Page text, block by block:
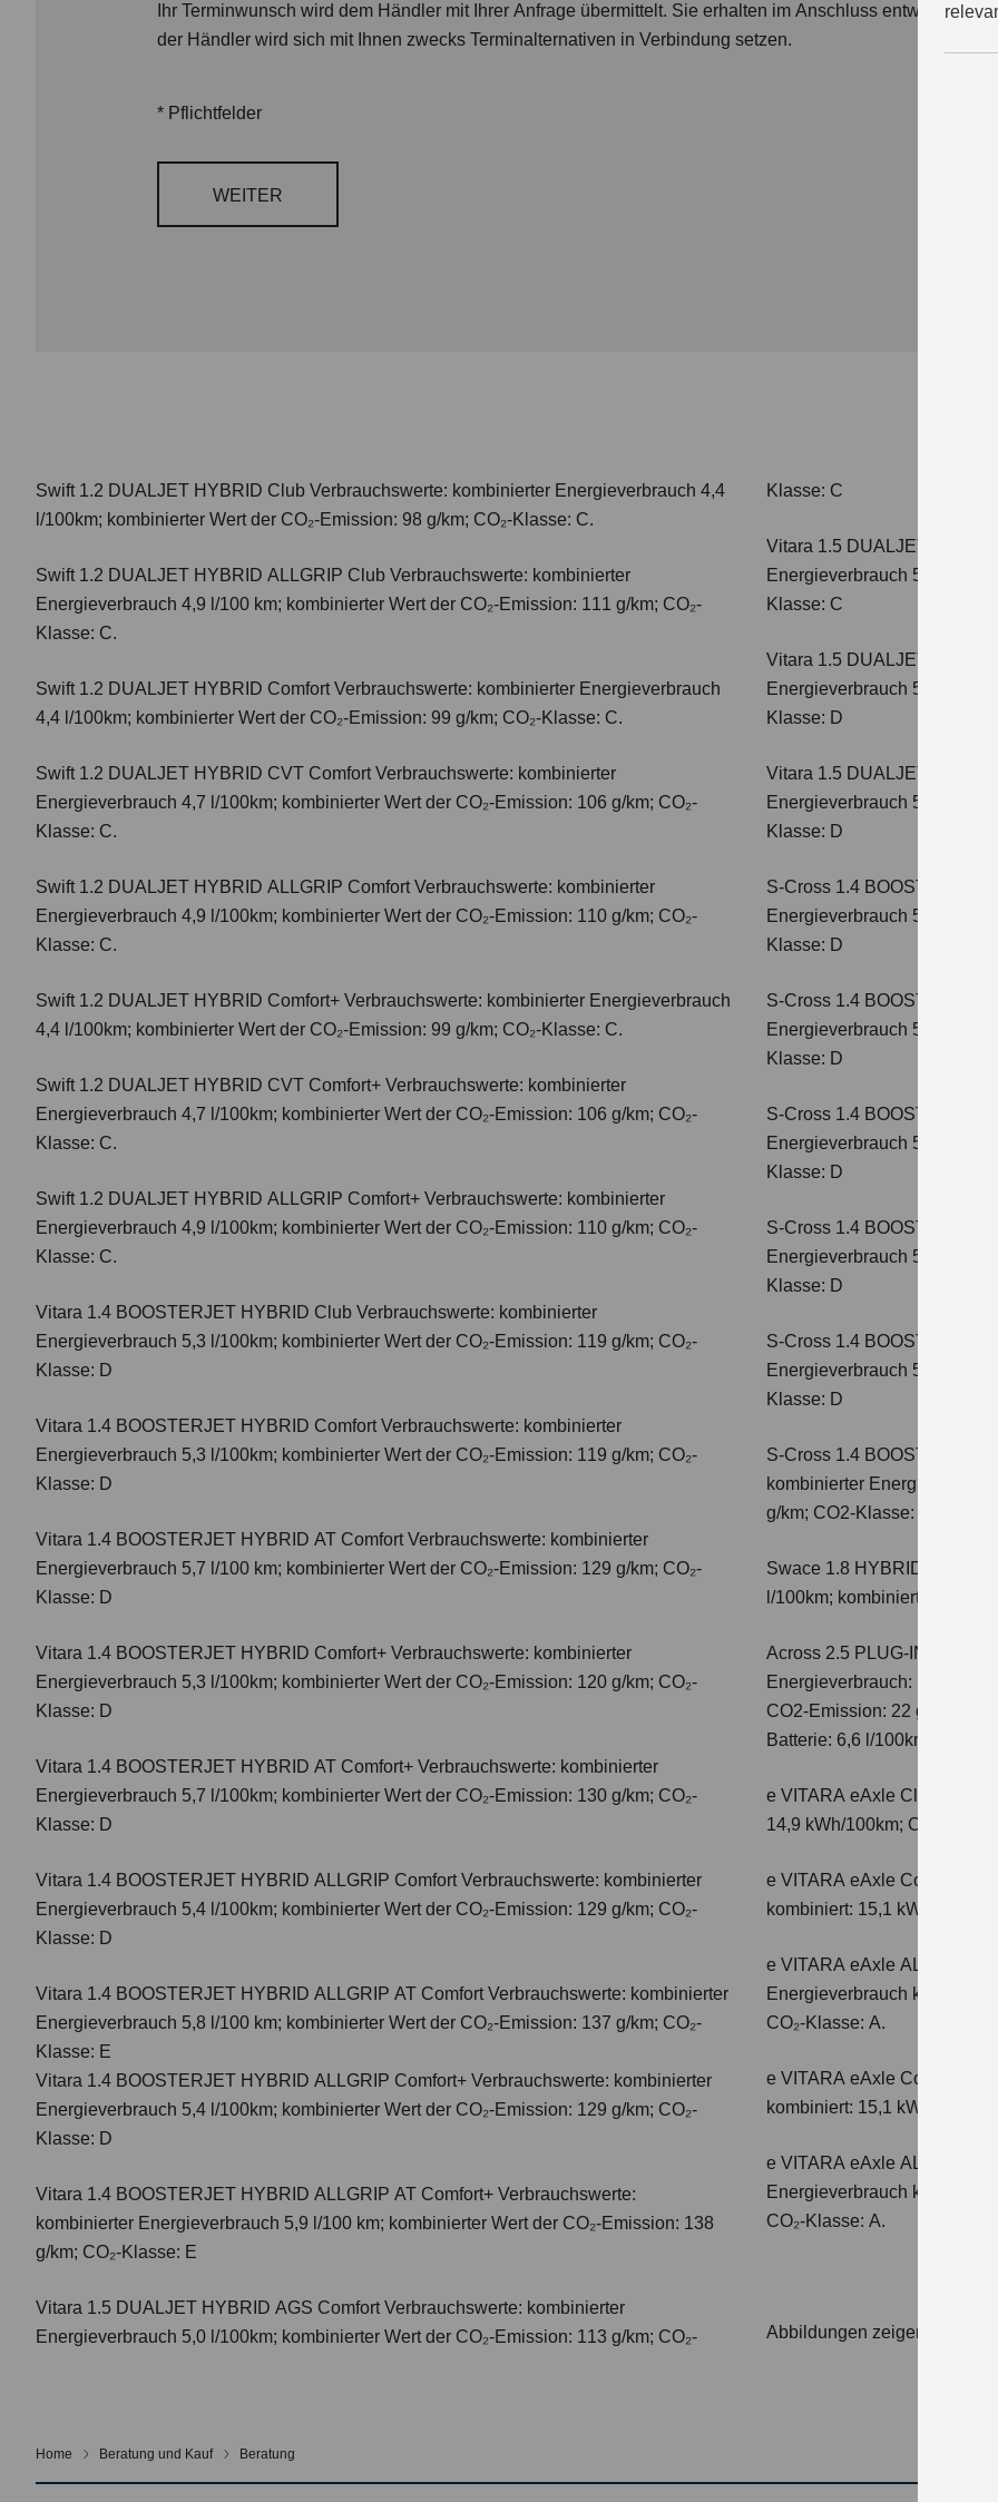
Ihr Terminwunsch wird dem Händler mit Ihrer Anfrage übermittelt. Sie erhalten im Anschluss entweder
der Händler wird sich mit Ihnen zwecks Terminalternativen in Verbindung setzen.
* Pflichtfelder
WEITER
Swift 1.2 DUALJET HYBRID Club Verbrauchswerte: kombinierter Energieverbrauch 4,4
l/100km; kombinierter Wert der CO₂-Emission: 98 g/km; CO₂-Klasse: C.
Swift 1.2 DUALJET HYBRID ALLGRIP Club Verbrauchswerte: kombinierter
Energieverbrauch 4,9 l/100 km; kombinierter Wert der CO₂-Emission: 111 g/km; CO₂-
Klasse: C.
Swift 1.2 DUALJET HYBRID ComfortVerbrauchswerte: kombinierter Energieverbrauch
4,4 l/100km; kombinierter Wert der CO₂-Emission: 99 g/km; CO₂-Klasse: C.
Swift 1.2 DUALJET HYBRID CVT ComfortVerbrauchswerte: kombinierter
Energieverbrauch 4,7 l/100km; kombinierter Wert der CO₂-Emission: 106 g/km; CO₂-
Klasse: C.
Swift 1.2 DUALJET HYBRID ALLGRIP ComfortVerbrauchswerte: kombinierter
Energieverbrauch 4,9 l/100km; kombinierter Wert der CO₂-Emission: 110 g/km; CO₂-
Klasse: C.
Swift 1.2 DUALJET HYBRID Comfort+ Verbrauchswerte: kombinierter Energieverbrauch
4,4 l/100km; kombinierter Wert der CO₂-Emission: 99 g/km; CO₂-Klasse: C.
Swift 1.2 DUALJET HYBRID CVT Comfort+ Verbrauchswerte: kombinierter
Energieverbrauch 4,7 l/100km; kombinierter Wert der CO₂-Emission: 106 g/km; CO₂-
Klasse: C.
Swift 1.2 DUALJET HYBRID ALLGRIP Comfort+ Verbrauchswerte: kombinierter
Energieverbrauch 4,9 l/100km; kombinierter Wert der CO₂-Emission: 110 g/km; CO₂-
Klasse: C.
Vitara 1.4 BOOSTERJET HYBRID Club Verbrauchswerte: kombinierter
Energieverbrauch 5,3 l/100km; kombinierter Wert der CO₂-Emission: 119 g/km; CO₂-
Klasse: D
Vitara 1.4 BOOSTERJET HYBRID ComfortVerbrauchswerte: kombinierter
Energieverbrauch 5,3 l/100km; kombinierter Wert der CO₂-Emission: 119 g/km; CO₂-
Klasse: D
Vitara 1.4 BOOSTERJET HYBRID AT ComfortVerbrauchswerte: kombinierter
Energieverbrauch 5,7 l/100 km; kombinierter Wert der CO₂-Emission: 129 g/km; CO₂-
Klasse: D
Vitara 1.4 BOOSTERJET HYBRID Comfort+ Verbrauchswerte: kombinierter
Energieverbrauch 5,3 l/100km; kombinierter Wert der CO₂-Emission: 120 g/km; CO₂-
Klasse: D
Vitara 1.4 BOOSTERJET HYBRID AT Comfort+ Verbrauchswerte: kombinierter
Energieverbrauch 5,7 l/100km; kombinierter Wert der CO₂-Emission: 130 g/km; CO₂-
Klasse: D
Vitara 1.4 BOOSTERJET HYBRID ALLGRIP ComfortVerbrauchswerte: kombinierter
Energieverbrauch 5,4 l/100km; kombinierter Wert der CO₂-Emission: 129 g/km; CO₂-
Klasse: D
Vitara 1.4 BOOSTERJET HYBRID ALLGRIP AT ComfortVerbrauchswerte: kombinierter
Energieverbrauch 5,8 l/100 km; kombinierter Wert der CO₂-Emission: 137 g/km; CO₂-
Klasse: E
Vitara 1.4 BOOSTERJET HYBRID ALLGRIP Comfort+ Verbrauchswerte: kombinierter
Energieverbrauch 5,4 l/100km; kombinierter Wert der CO₂-Emission: 129 g/km; CO₂-
Klasse: D
Vitara 1.4 BOOSTERJET HYBRID ALLGRIP AT Comfort+ Verbrauchswerte:
kombinierter Energieverbrauch 5,9 l/100 km; kombinierter Wert der CO₂-Emission: 138
g/km; CO₂-Klasse: E
Vitara 1.5 DUALJET HYBRID AGS ComfortVerbrauchswerte: kombinierter
Energieverbrauch 5,0 l/100km; kombinierter Wert der CO₂-Emission: 113 g/km; CO₂-
Klasse: C
Vitara 1.5 DUALJET
Energieverbrauch 5,0 l/
Klasse: C
Vitara 1.5 DUALJET
Energieverbrauch 5,6 l/
Klasse: D
Vitara 1.5 DUALJET
Energieverbrauch 5,6 l/
Klasse: D
S-Cross 1.4 BOOSTERJET
Energieverbrauch 5,4 l/100
Klasse: D
S-Cross 1.4 BOOSTERJET
Energieverbrauch 5,4 l/100
Klasse: D
S-Cross 1.4 BOOSTERJET
Energieverbrauch 5,8 l/100
Klasse: D
S-Cross 1.4 BOOSTERJET
Energieverbrauch 5,6 l/100
Klasse: D
S-Cross 1.4 BOOSTERJET
Energieverbrauch 5,7 l/100
Klasse: D
S-Cross 1.4 BOOSTERJET
kombinierter
g/km; CO2-Klasse: E
Swace 1.8 HYBRID CVT
l/100km; kombinierter Wert
Across 2.5 PLUG-IN
Energieverbrauch: 17,1kWh/
CO2-Emission: 22 g/km;
Batterie: 6,6 l/100km; CO2-
e VITARA eAxle Club (49
14,9 kWh/100km; CO₂-
e VITARA eAxle Comfort (61
kombiniert: 15,1 kWh/
e VITARA eAxle ALLGRIP-e
Energieverbrauch
CO₂-Klasse: A.
e VITARA eAxle Comfort+
kombiniert: 15,1 kWh/
e VITARA eAxle ALLGRIP-e
Energieverbrauch
CO₂-Klasse: A.
Abbildungen zeigen
Home Beratung und Kauf Beratung